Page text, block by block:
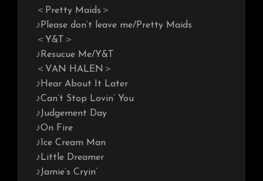
＜Pretty Maids＞
♪Please don’t leave me/Pretty Maids
＜Y&T＞
♪Resucue Me/Y&T
＜VAN HALEN＞
♪Hear About It Later
♪Can’t Stop Lovin’ You
♪Judgement Day
♪On Fire
♪Ice Cream Man
♪Little Dreamer
♪Jamie’s Cryin’